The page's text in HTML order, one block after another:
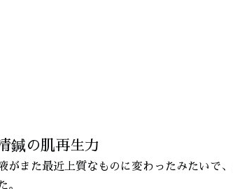
鍼の肌再生力
また最近上質なものに変わったみたいで、
。